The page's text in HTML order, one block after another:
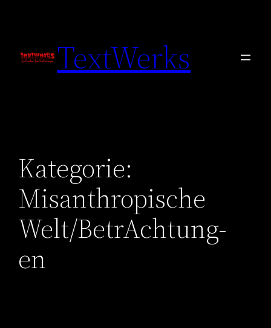
TextWerks
Kategorie:
Misanthropische
Welt/BetrAchtung-
en